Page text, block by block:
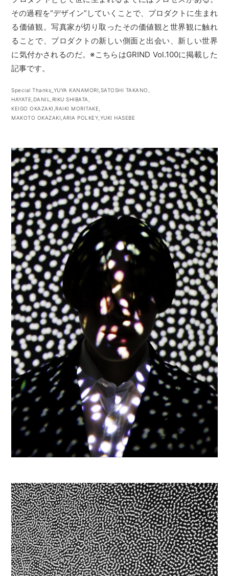
その過程を“デザイン”していくことで、プロダクトに生まれ
る価値観。写真家が切り取ったその価値観と世界観に触れ
ることで、プロダクトの新しい側面と出会い、新しい世界
に気付かされるのだ。※こちらはGRIND Vol.100に掲載した
記事です。
Special Thanks_YUYA KANAMORI,SATOSHI TAKANO,
HAYATE,DANIL,RIKU SHIBATA,
KEIGO OKAZAKI,RAIKI MORITAKE,
MAKOTO OKAZAKI,ARIA POLKEY,YUKI HASEBE